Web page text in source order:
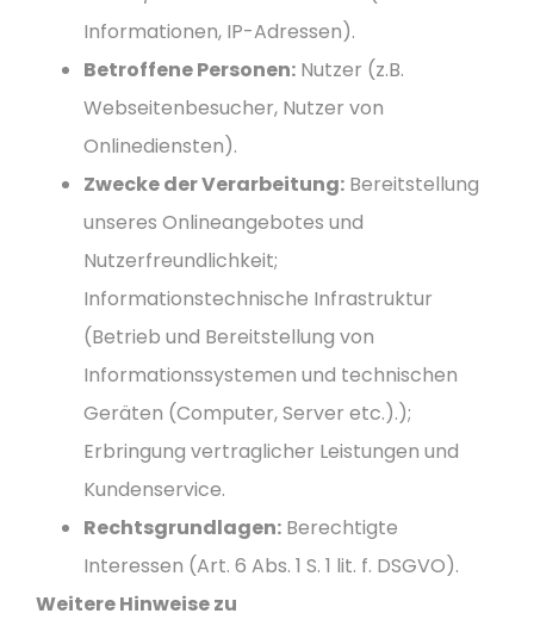
Informationen, IP-Adressen).
Betroffene Personen: Nutzer (z.B.
Webseitenbesucher, Nutzer von
Onlinediensten).
Zwecke der Verarbeitung: Bereitstellung
unseres Onlineangebotes und
Nutzerfreundlichkeit;
Informationstechnische Infrastruktur
(Betrieb und Bereitstellung von
Informationssystemen und technischen
Geräten (Computer, Server etc.).);
Erbringung vertraglicher Leistungen und
Kundenservice.
Rechtsgrundlagen: Berechtigte
Interessen (Art. 6 Abs. 1 S. 1 lit. f. DSGVO).
Weitere Hinweise zu